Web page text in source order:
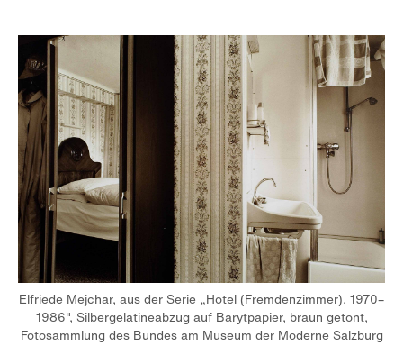
Elfriede Mejchar, aus der Serie „Hotel (Fremdenzimmer), 1970–
1986", Silbergelatineabzug auf Barytpapier, braun getont,
Fotosammlung des Bundes am Museum der Moderne Salzburg